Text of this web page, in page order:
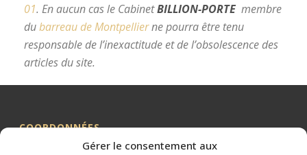
Gérer le consentement aux
01. En aucun cas le CabinetBILLION-PORTE membre
dubarreau de Montpellierne pourra être tenu
responsable de l’inexactitude et de l’obsolescence des
articles du site.
COORDONNÉES
Me BILLION-PORTE